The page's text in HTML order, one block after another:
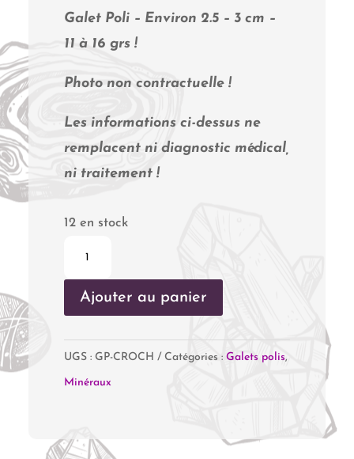
Galet Poli – Environ 2.5 – 3 cm –
11 à 16 grs !
Photo non contractuelle !
Les informations ci-dessus ne
remplacent ni diagnostic médical,
ni traitement !
12 en stock
Cristal
Roche
Ajouter au panier
UGS : GP-CROCH Catégories : Galets polis,
Minéraux